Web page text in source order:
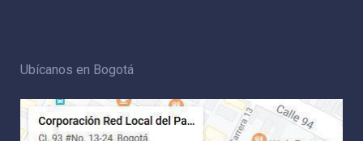
Ubícanos en Bogotá